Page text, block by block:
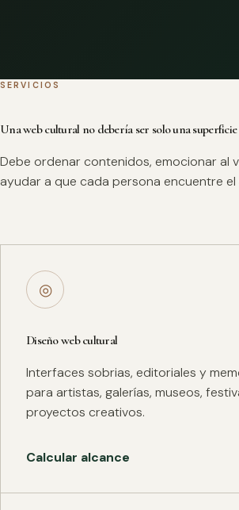
SERVICIOS
Una web cultural no debería ser solo una
Debe ordenar contenidos, emocionar al
ayudar a que cada persona encuentre el
◎
Diseño web cultural
Interfaces sobrias, editoriales y
para artistas, galerías, museos,
proyectos creativos.
Calcular alcance